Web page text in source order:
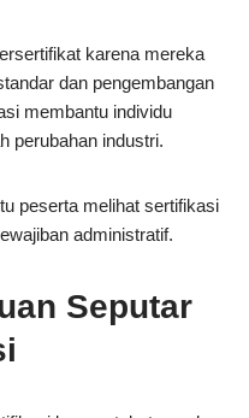
karena mereka
dan pengembangan
membantu individu
perubahan industri.
peserta melihat sertifikasi
administratif.
Seputar